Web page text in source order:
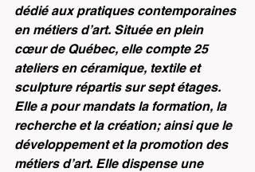
dédié aux pratiques contemporaines
en métiers d’art. Située en plein
cœur de Québec, elle compte 25
ateliers en céramique, textile et
sculpture répartis sur sept étages.
Elle a pour mandats la formation, la
recherche et la création; ainsi que le
développement et la promotion des
métiers d’art. Elle dispense une